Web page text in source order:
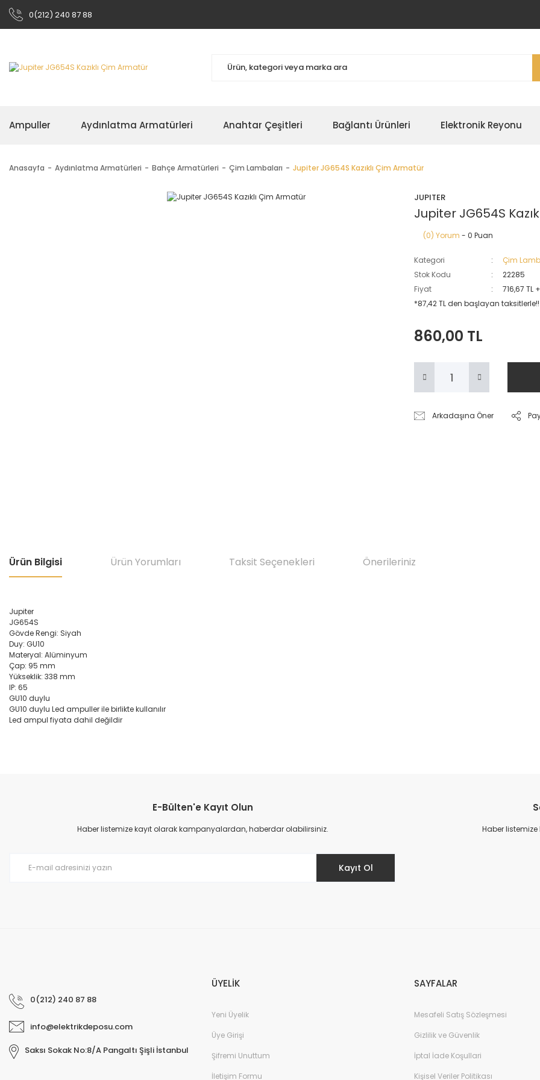
0(212) 240 87 88
Ampuller Aydınlatma Armatürleri Anahtar Çeşitleri Bağlantı Ürünleri Elektronik Reyonu
Anasayfa Aydınlatma Armatürleri Bahçe Armatürleri Çim Lambaları Jupiter JG654S Kazıklı Çim Armatür
JUPITER
Jupiter JG654S
(0) Yorum - 0 Puan
Kategori
Çim
Stok Kodu
22285
Fiyat
716,67 TL
*87,42 TL den başlayan taksitlerle!!
860,00 TL
Arkadaşına Öner
Ürün Bilgisi Ürün Yorumları Taksit Seçenekleri Önerileriniz
Jupiter
JG654S
Gövde Rengi: Siyah
Duy: GU10
Materyal: Alüminyum
Çap: 95 mm
Yükseklik: 338 mm
IP: 65
GU10 duylu
GU10 duylu Led ampuller ile birlikte kullanılır
Led ampul fiyata dahil değildir
Ürün resmi kalitesiz, bozuk veya görüntülenemiyor.
Ürün açıklamasında eksik bilgiler bulunuyor.
E-Bülten'e Kayıt Olun
Haber listemize kayıt olarak kampanyalardan, haberdar olabilirsiniz.
Kayıt Ol
Haber
0(212) 240 87 88
info@elektrikdeposu.com
Saksı Sokak No:8/A Pangaltı Şişli İstanbul
ÜYELİK
Yeni Üyelik
Üye Girişi
Şifremi Unuttum
İletişim Formu
SAYFALAR
Mesafeli Satış Sözleşmesi
Gizlilik ve Güvenlik
İptal İade Koşullari
Kişisel Veriler Politikası